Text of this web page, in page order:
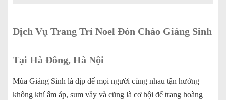
Dịch Vụ Trang Trí Noel Đón Chào Giáng Sinh
Tại Hà Đông, Hà Nội
Mùa Giáng Sinh là dịp để mọi người cùng nhau tận hưởng
không khí ấm áp, sum vầy và cũng là cơ hội để trang hoàng